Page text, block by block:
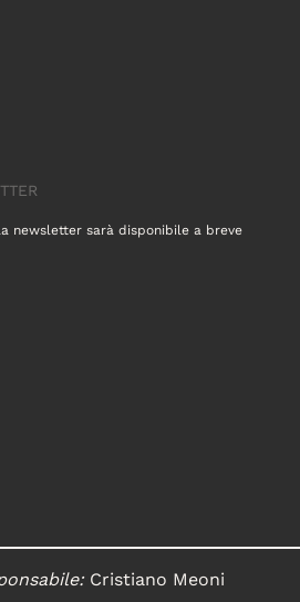
newsletter sarà disponibile a breve
Cristiano Meoni